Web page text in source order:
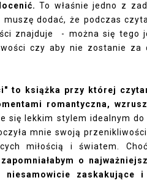
To właśnie jedno z
dodać, że podczas
znajduje - można się tego
czy aby nie zostanie za
to książka przy której
romantyczna,
się lekkim stylem idealnym
mnie swoją
miłością i światem.
zapomniałabym o
zaskakujące i